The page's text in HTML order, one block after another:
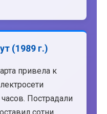
(1989 г.)
привела к
Пострадали
сотни